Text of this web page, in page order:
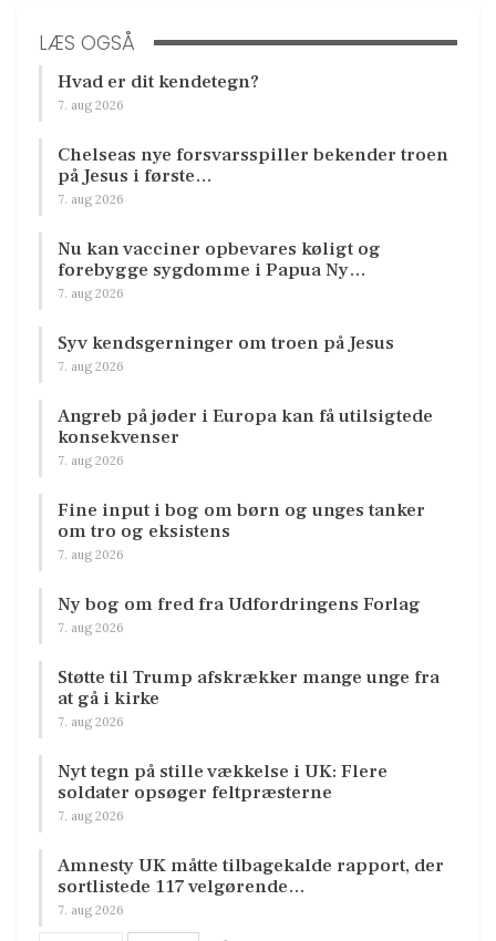
LÆS OGSÅ
Hvad er dit kendetegn?
7. aug 2026
Chelseas nye forsvarsspiller bekender troen
på Jesus i første…
7. aug 2026
Nu kan vacciner opbevares køligt og
forebygge sygdomme i Papua Ny…
7. aug 2026
Syv kendsgerninger om troen på Jesus
7. aug 2026
Angreb på jøder i Europa kan få utilsigtede
konsekvenser
7. aug 2026
Fine input i bog om børn og unges tanker
om tro og eksistens
7. aug 2026
Ny bog om fred fra Udfordringens Forlag
7. aug 2026
Støtte til Trump afskrækker mange unge fra
at gå i kirke
7. aug 2026
Nyt tegn på stille vækkelse i UK: Flere
soldater opsøger feltpræsterne
7. aug 2026
Amnesty UK måtte tilbagekalde rapport, der
sortlistede 117 velgørende…
7. aug 2026